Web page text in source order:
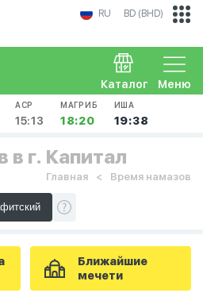
RU BD (BHD)
Меню
Каталог
АСР
15:13
МАГРИБ
18:20
ИША
19:38
в г. Капитал
Главная Время намазов
Ближайшие
мечети